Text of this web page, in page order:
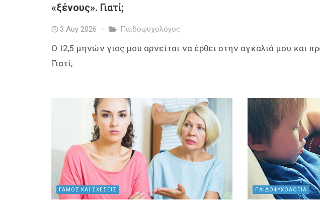
«ξένους». Γιατί;
3 Αυγ 2026 Παιδοψυχολόγος
Ο 12,5 μηνών γιος μου αρνείται να έρθει στην αγκαλιά μου και
Γιατί;
ΓΑΜΟΣ ΚΑΙ ΣΧΕΣΕΙΣ ΠΑΙΔΟΨΥΧΟΛΟΓΙΑ